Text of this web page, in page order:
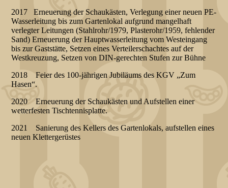
2017 Erneuerung der Schaukästen, Verlegung einer neuen PE-
Wasserleitung bis zum Gartenlokal aufgrund mangelhaft
verlegter Leitungen (Stahlrohr/1979, Plasterohr/1959, fehlender
Sand) Erneuerung der Hauptwasserleitung vom Westeingang
bis zur Gaststätte, Setzen eines Verteilerschachtes auf der
Westkreuzung, Setzen von DIN-gerechten Stufen zur Bühne
2018 Feier des 100-jährigen Jubiläums des KGV „Zum
Hasen“.
2020 Erneuerung der Schaukästen und Aufstellen einer
wetterfesten Tischtennisplatte.
2021 Sanierung des Kellers des Gartenlokals, aufstellen eines
neuen Klettergerüstes